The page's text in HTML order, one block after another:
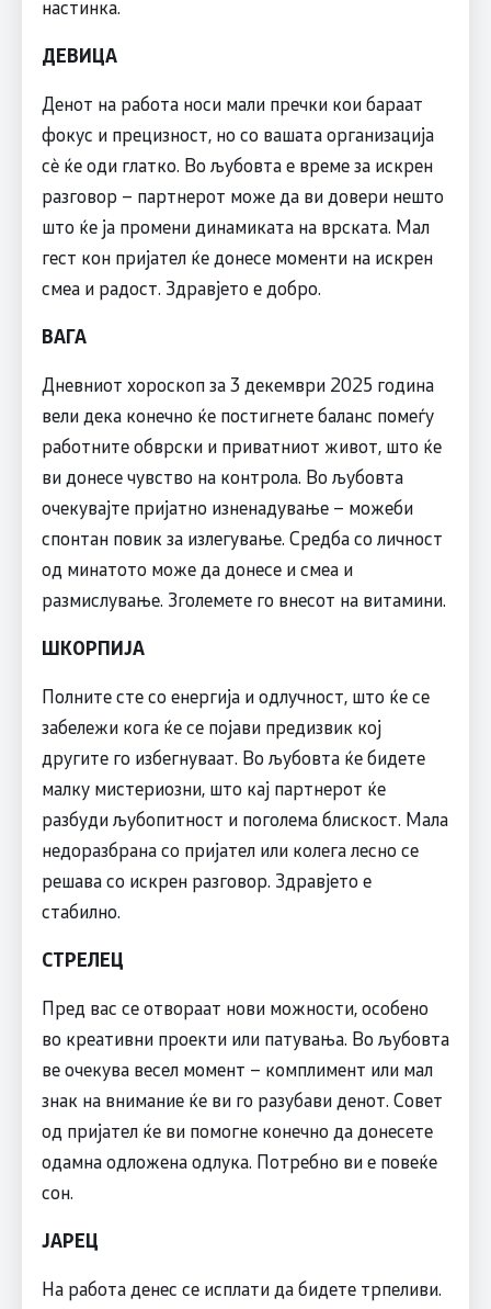
настинка.
ДЕВИЦА
Денот на работа носи мали пречки кои бараат
фокус и прецизност, но со вашата организација
сè ќе оди глатко. Во љубовта е време за искрен
разговор – партнерот може да ви довери нешто
што ќе ја промени динамиката на врската. Мал
гест кон пријател ќе донесе моменти на искрен
смеа и радост. Здравјето е добро.
ВАГА
Дневниот хороскоп за 3 декември 2025 година
вели дека конечно ќе постигнете баланс помеѓу
работните обврски и приватниот живот, што ќе
ви донесе чувство на контрола. Во љубовта
очекувајте пријатно изненадување – можеби
спонтан повик за излегување. Средба со личност
од минатото може да донесе и смеа и
размислување. Зголемете го внесот на витамини.
ШКОРПИЈА
Полните сте со енергија и одлучност, што ќе се
забележи кога ќе се појави предизвик кој
другите го избегнуваат. Во љубовта ќе бидете
малку мистериозни, што кај партнерот ќе
разбуди љубопитност и поголема блискост. Мала
недоразбрана со пријател или колега лесно се
решава со искрен разговор. Здравјето е
стабилно.
СТРЕЛЕЦ
Пред вас се отвораат нови можности, особено
во креативни проекти или патувања. Во љубовта
ве очекува весел момент – комплимент или мал
знак на внимание ќе ви го разубави денот. Совет
од пријател ќе ви помогне конечно да донесете
одамна одложена одлука. Потребно ви е повеќе
сон.
ЈАРЕЦ
На работа денес се исплати да бидете трпеливи.